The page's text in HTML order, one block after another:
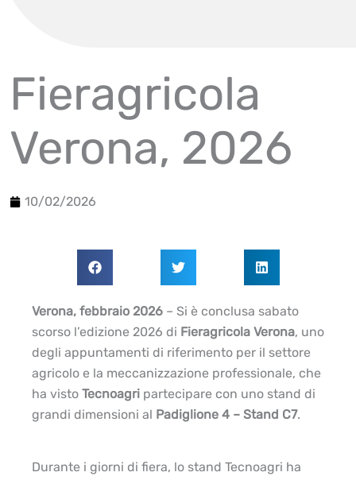
Fieragricola
Verona, 2026
10/02/2026
Verona, febbraio 2026 – Si è conclusa sabato
scorso l’edizione 2026 di Fieragricola Verona, uno
degli appuntamenti di riferimento per il settore
agricolo e la meccanizzazione professionale, che
ha visto Tecnoagri partecipare con uno stand di
grandi dimensioni al Padiglione 4 – Stand C7.
Durante i giorni di fiera, lo stand Tecnoagri ha